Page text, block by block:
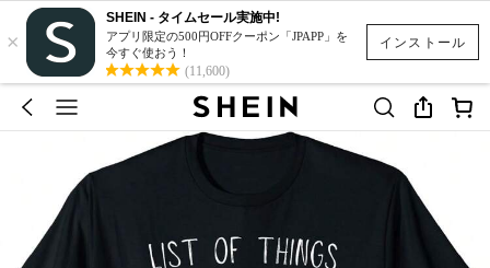
インストール
×
SHEIN - タイムセール実施中!
アプリ限定の500円OFFクーポン「JPAPP」を
今すぐ使おう！
(11,600)